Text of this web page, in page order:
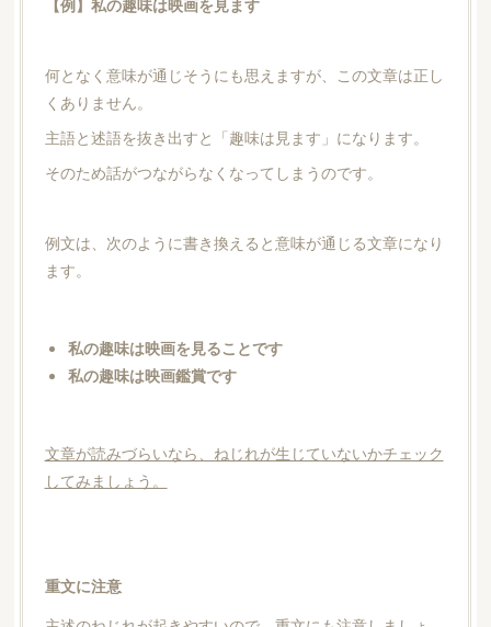
【例】私の趣味は映画を見ます
何となく意味が通じそうにも思えますが、この文章は正し
くありません。
主語と述語を抜き出すと「趣味は見ます」になります。
そのため話がつながらなくなってしまうのです。
例文は、次のように書き換えると意味が通じる文章になり
ます。
私の趣味は映画を見ることです
私の趣味は映画鑑賞です
文章が読みづらいなら、ねじれが生じていないかチェック
してみましょう。
重文に注意